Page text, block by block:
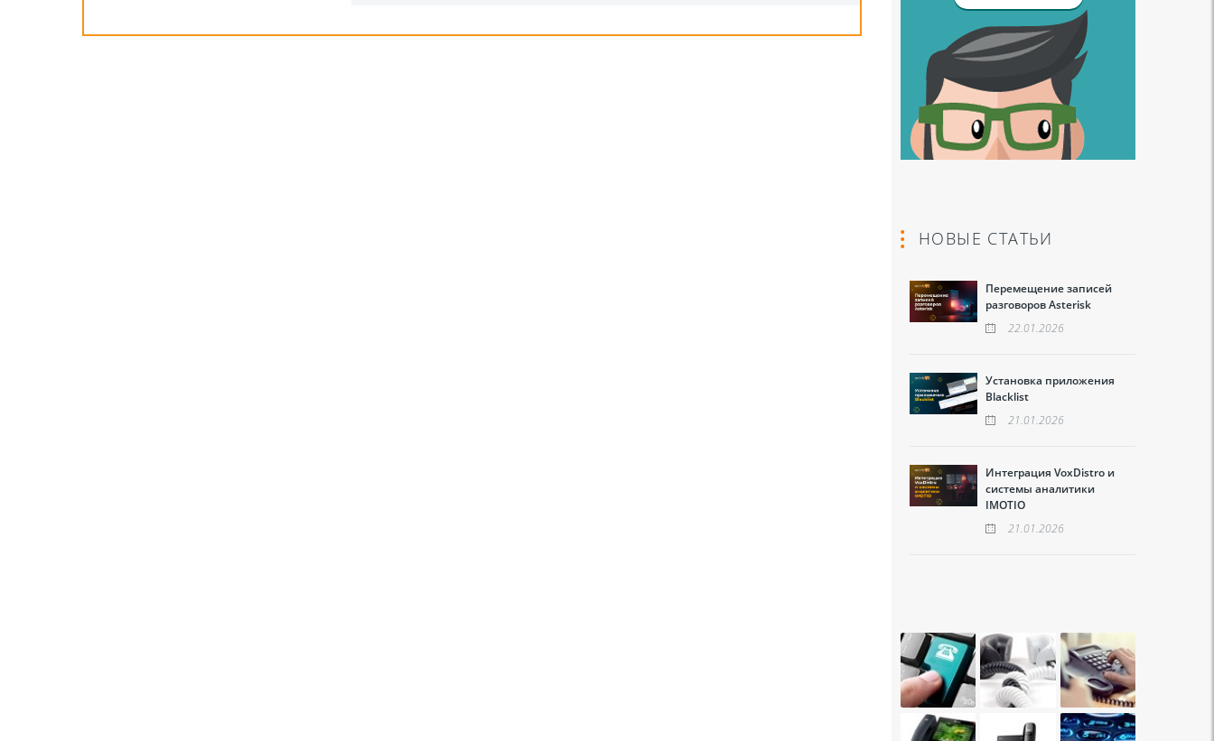
НОВЫЕ СТАТЬИ
Перемещение записей
разговоров Asterisk
22.01.2026
Установка приложения
Blacklist
21.01.2026
Интеграция VoxDistro и
системы аналитики
IMOTIO
21.01.2026